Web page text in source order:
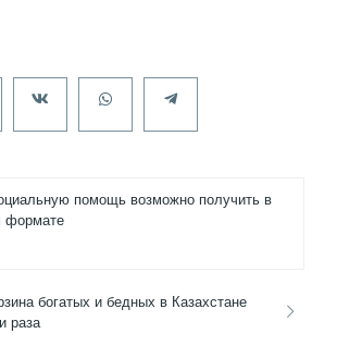
помощь возможно получить в
формате
богатых и бедных в Казахстане
раза